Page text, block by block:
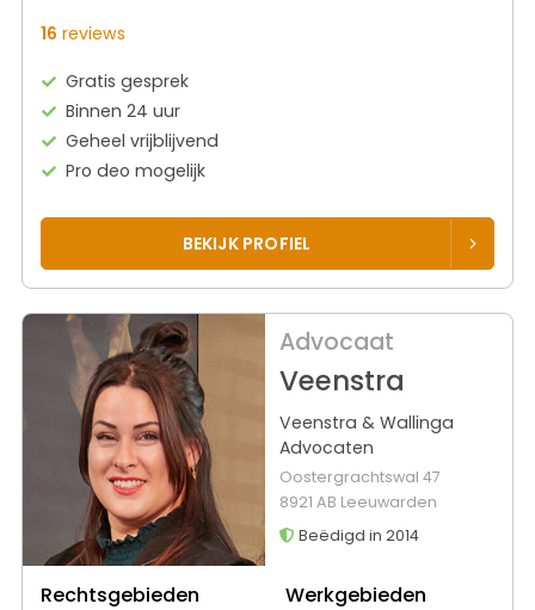
16 reviews
Gratis gesprek
Binnen 24 uur
Geheel vrijblijvend
Pro deo mogelijk
BEKIJK PROFIEL
Advocaat
Veenstra
Veenstra & Wallinga
Advocaten
Oostergrachtswal 47
8921 AB Leeuwarden
Beëdigd in 2014
Rechtsgebieden Werkgebieden